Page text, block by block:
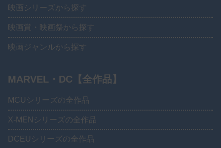
映画シリーズから探す
映画賞・映画祭から探す
映画ジャンルから探す
MARVEL・DC【全作品】
MCUシリーズの全作品
X-MENシリーズの全作品
DCEUシリーズの全作品